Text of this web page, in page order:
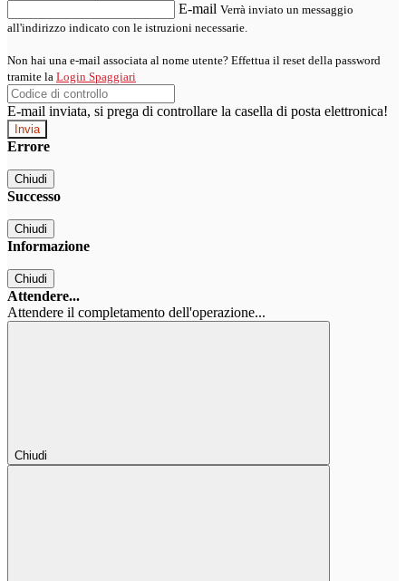
E-mail Verrà inviato un messaggio
all'indirizzo indicato con le istruzioni necessarie.
Non hai una e-mail associata al nome utente? Effettua il reset della password
tramite la Login Spaggiari
E-mail inviata, si prega di controllare la casella di posta elettronica!
Errore
Chiudi
Successo
Chiudi
Informazione
Chiudi
Attendere...
Attendere il completamento dell'operazione...
Chiudi